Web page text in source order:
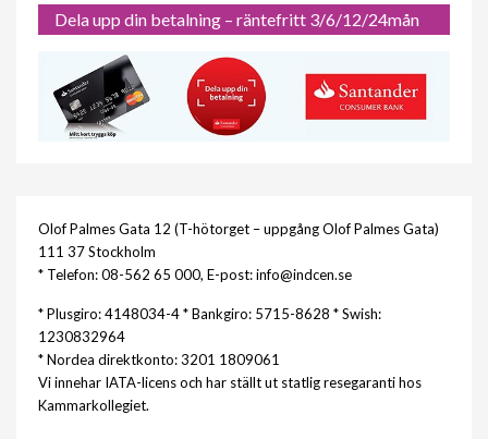
Dela upp din betalning – räntefritt 3/6/12/24mån
Olof Palmes Gata 12 (T-hötorget – uppgång Olof Palmes Gata)
111 37 Stockholm
* Telefon: 08-562 65 000, E-post: info@indcen.se
* Plusgiro: 4148034-4 * Bankgiro: 5715-8628 * Swish:
1230832964
* Nordea direktkonto: 3201 1809061
Vi innehar IATA-licens och har ställt ut statlig resegaranti hos
Kammarkollegiet.